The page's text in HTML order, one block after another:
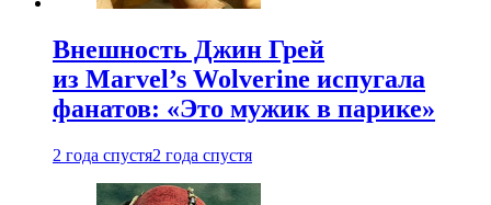
Внешность Джин Грей
из Marvel’s Wolverine испугала
фанатов: «Это мужик в парике»
2 года спустя2 года спустя